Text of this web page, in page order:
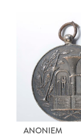
ANONIEM